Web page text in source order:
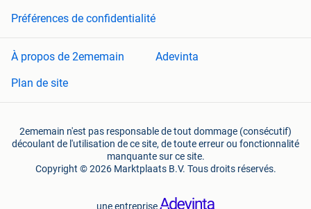
Préférences de confidentialité
À propos de 2ememain
Adevinta
Plan de site
2ememain n'est pas responsable de tout dommage (consécutif)
découlant de l'utilisation de ce site, de toute erreur ou fonctionnalité
manquante sur ce site.
Copyright © 2026 Marktplaats B.V. Tous droits réservés.
une entreprise